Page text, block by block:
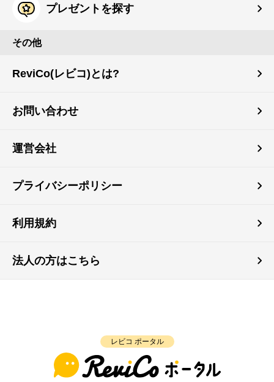
プレゼントを探す
その他
ReviCo(レビコ)とは?
お問い合わせ
運営会社
プライバシーポリシー
利用規約
法人の方はこちら
レビコ ポータル